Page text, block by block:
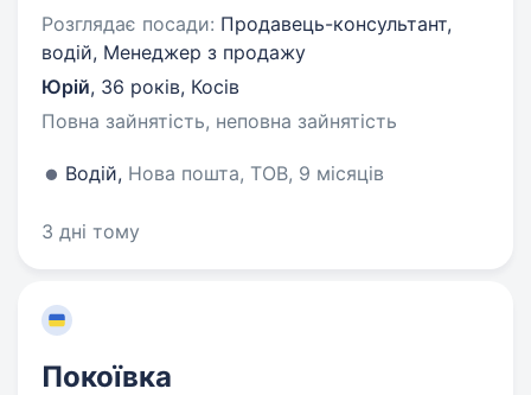
Розглядає посади: Продавець-консультант,
водій, Менеджер з продажу
Юрій, 36 років, Косів
Повна зайнятість, неповна зайнятість
Водій, Нова пошта, ТОВ, 9 місяців
3 дні тому
Покоївка